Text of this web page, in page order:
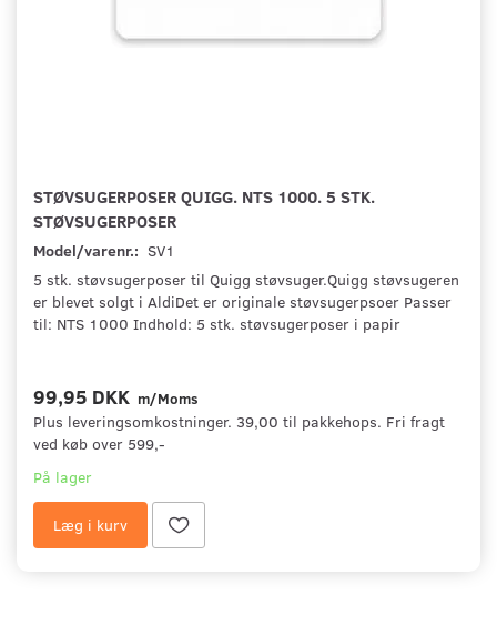
STØVSUGERPOSER QUIGG. NTS 1000. 5 STK.
STØVSUGERPOSER
Model/varenr.: SV1
5 stk. støvsugerposer til Quigg støvsuger.Quigg støvsugeren
er blevet solgt i AldiDet er originale støvsugerpsoer Passer
til: NTS 1000 Indhold: 5 stk. støvsugerposer i papir
99,95 DKK m/Moms
Plus leveringsomkostninger. 39,00 til pakkehops. Fri fragt
ved køb over 599,-
På lager
Læg i kurv